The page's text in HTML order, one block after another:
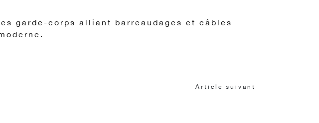
garde-corps alliant barreaudages et câbles
Article suivant